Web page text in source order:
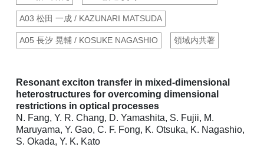
A03 松田 一成 / KAZUNARI MATSUDA
A05 長汐 晃輔 / KOSUKE NAGASHIO 領域内共著
Resonant exciton transfer in mixed-dimensional
heterostructures for overcoming dimensional
restrictions in optical processes
N. Fang, Y. R. Chang, D. Yamashita, S. Fujii, M.
Maruyama, Y. Gao, C. F. Fong, K. Otsuka, K. Nagashio,
S. Okada, Y. K. Kato